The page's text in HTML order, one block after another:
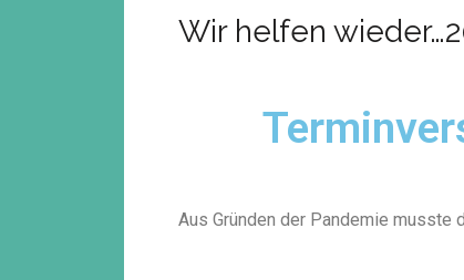
Wir helfen
Aus Gründen der Pandemie musste